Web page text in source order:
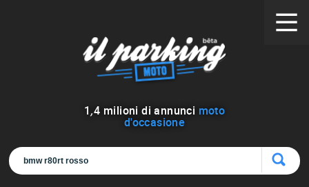
1,4 milioni di annunci moto
d'occasione